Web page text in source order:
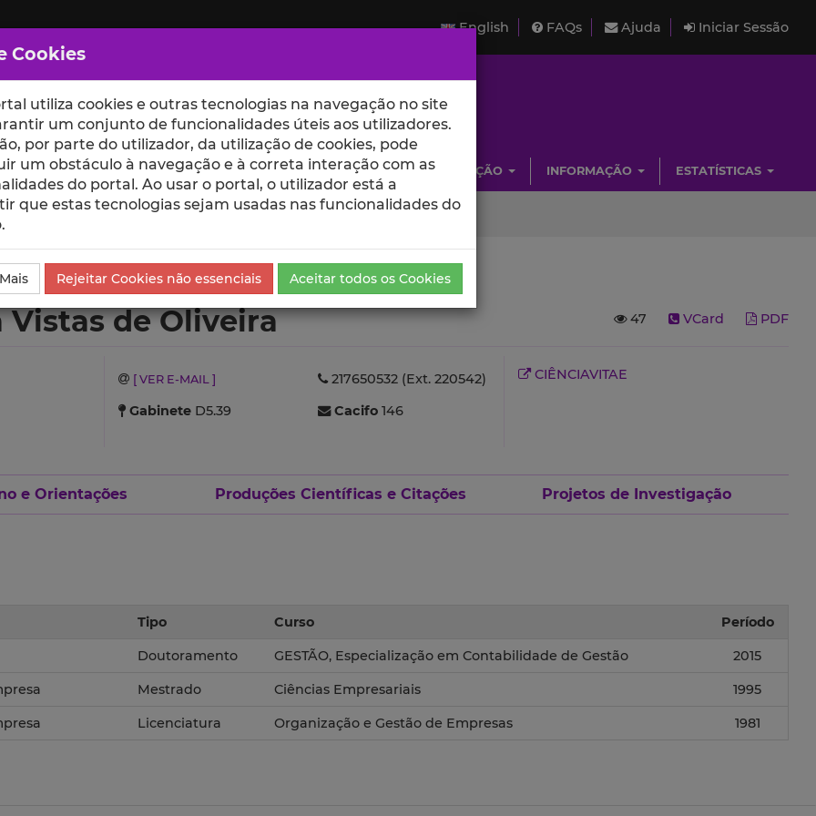
English FAQs Ajuda Iniciar Sessão
ESCOLAS UNIDADES INVESTIGAÇÃO INFORMAÇÃO ESTATÍSTICAS
Currículo
47 VCard PDF
Vistas de Oliveira
[ VER E-MAIL ]
217650532 (Ext. 220542)
GabineteD5.39 Cacifo146
CIÊNCIAVITAE
e Orientações Produções Científicas e Citações Projetos de Investigação
Tipo Curso Período
Doutoramento GESTÃO, Especialização em Contabilidade de Gestão 2015
Mestrado Ciências Empresariais 1995
Licenciatura Organização e Gestão de Empresas 1981
Cookies
utiliza cookies e outras tecnologias na navegação no site
um conjunto de funcionalidades úteis aos utilizadores.
por parte do utilizador, da utilização de cookies, pode
um obstáculo à navegação e à correta interação com as
do portal. Ao usar o portal, o utilizador está a
que estas tecnologias sejam usadas nas funcionalidades do
Rejeitar Cookies não essenciais Aceitar todos os Cookies